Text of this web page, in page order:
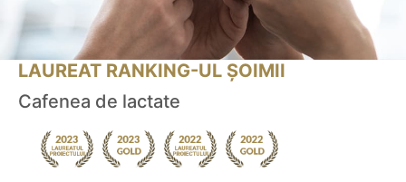
LAUREAT RANKING-UL ȘOIMII
Cafenea de lactate